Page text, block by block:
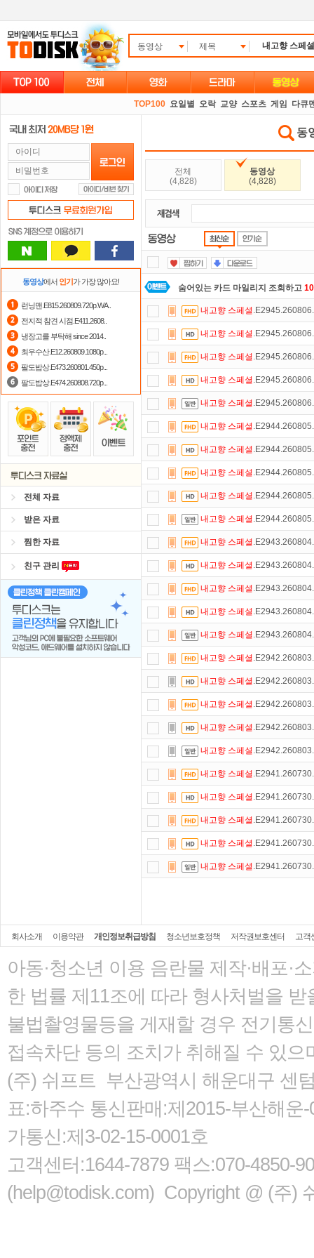
동영상 제목
TOP100 요일별 오락 교양 스포츠 게임 다큐
동영상에서 인기가 가장 많아요!
런닝맨.E815.260809.720p.WA..
전지적 참견 시점.E411.2608..
냉장고를 부탁해 since 2014..
최우수산.E12.260809.1080p...
팔도밥상.E473.260801.450p...
팔도밥상.E474.260808.720p...
전체 자료
받은 자료
찜한 자료
친구 관리
동
전체
(4,828)
동영상
(4,828)
요즘 뭐가 재밌지?
댓글만 잘써도 무료 포인트를 드립
출석체크이벤트!매일매일 출석체
자녀보호기능 으로 가족과 함께 투디
포인트할인쿠폰 사용방법안내
스마트TV로 투디스크영화,드라마,
정액제할인쿠폰 사용방법 안내
내고향 스페셜
내고향 스페셜
내고향 스페셜
내고향 스페셜
내고향 스페셜
내고향 스페셜
내고향 스페셜
내고향 스페셜
내고향 스페셜
내고향 스페셜
내고향 스페셜
내고향 스페셜
내고향 스페셜
내고향 스페셜
내고향 스페셜
내고향 스페셜
내고향 스페셜
내고향 스페셜
내고향 스페셜
내고향 스페셜
내고향 스페셜
내고향 스페셜
내고향 스페셜
내고향 스페셜
내고향 스페셜
회사소개 이용약관 개인정보취급방침 청소년보호정책 저작권보호센터 고객
아동·청소년 이용 음란물 제작·배포·
한 법률 제11조에 따라 형사처벌을 받
불법촬영물등을 게재할 경우 전기통
접속차단 등의 조치가 취해질 수 있으
(주) 쉬프트 부산광역시 해운대구 센
표:하주수 통신판매:제2015-부산해
가통신:제3-02-15-0001호
고객센터:1644-7879 팩스:070-4850-
(help@todisk.com) Copyright @ (주)